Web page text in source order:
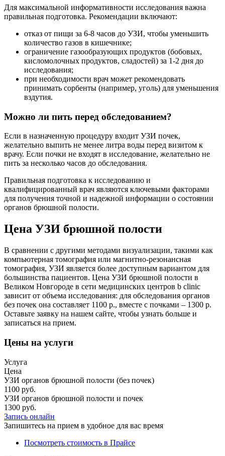
Для максимальной информативности исследования важна
правильная подготовка. Рекомендации включают:
отказ от пищи за 6-8 часов до УЗИ, чтобы уменьшить
количество газов в кишечнике;
ограничение газообразующих продуктов (бобовых,
кисломолочных продуктов, сладостей) за 1-2 дня до
исследования;
при необходимости врач может рекомендовать
принимать сорбенты (например, уголь) для уменьшения
вздутия.
Можно ли пить перед обследованием?
Если в назначенную процедуру входит УЗИ почек,
желательно выпить не менее литра воды перед визитом к
врачу. Если почки не входят в исследование, желательно не
пить за несколько часов до обследования.
Правильная подготовка к исследованию и
квалифицированный врач являются ключевыми факторами
для получения точной и надежной информации о состоянии
органов брюшной полости.
Цена УЗИ брюшной полости
В сравнении с другими методами визуализации, такими как
компьютерная томография или магнитно-резонансная
томография, УЗИ является более доступным вариантом для
большинства пациентов. Цена УЗИ брюшной полости в
Великом Новгороде в сети медицинских центров b clinic
зависит от объема исследования: для обследования органов
без почек она составляет 1100 р., вместе с почками – 1300 р.
Оставьте заявку на нашем сайте, чтобы узнать больше и
записаться на прием.
Цены на услуги
Услуга
Цена
УЗИ органов брюшной полости (без почек)
1100 руб.
УЗИ органов брюшной полости и почек
1300 руб.
Запись онлайн
Запишитесь на прием в удобное для вас время
Посмотреть стоимость в Прайсе